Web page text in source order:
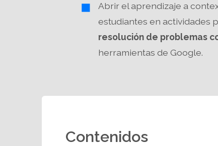
Abrir el aprendizaje a
estudiantes en actividades
resolución de problemas
herramientas de Google.
Contenidos